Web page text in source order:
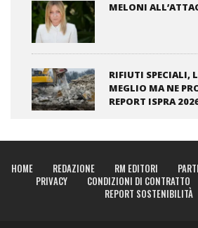
MELONI
RIFIUTI SPECIALI,
MEGLIO MA NE
REPORT ISPRA
HOME REDAZIONE RM EDITORI
PRIVACY
CONDIZIONI DI CONTRATTO
REPORT SOSTENIBILITÀ